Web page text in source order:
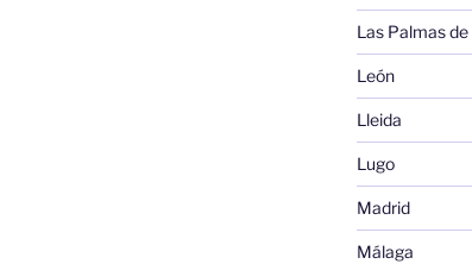
Las Palmas
León
Lleida
Lugo
Madrid
Málaga